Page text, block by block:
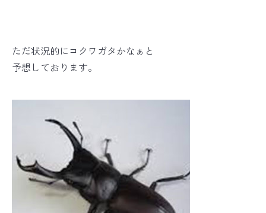
ただ状況的にコクワガタかなぁと
予想しております。